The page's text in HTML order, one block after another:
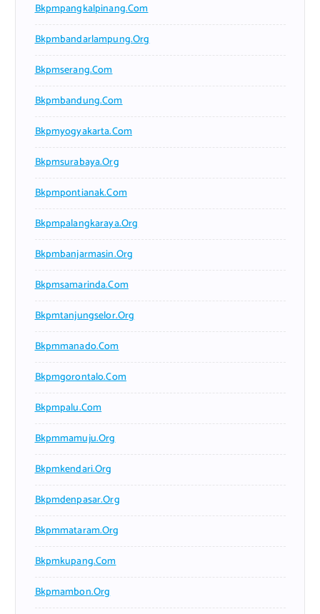
Bkpmpangkalpinang.com
Bkpmbandarlampung.org
Bkpmserang.com
Bkpmbandung.com
Bkpmyogyakarta.com
Bkpmsurabaya.org
Bkpmpontianak.com
Bkpmpalangkaraya.org
Bkpmbanjarmasin.org
Bkpmsamarinda.com
Bkpmtanjungselor.org
Bkpmmanado.com
Bkpmgorontalo.com
Bkpmpalu.com
Bkpmmamuju.org
Bkpmkendari.org
Bkpmdenpasar.org
Bkpmmataram.org
Bkpmkupang.com
Bkpmambon.org